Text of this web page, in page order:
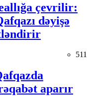
çevrilir:
dəyişə
511
aparır